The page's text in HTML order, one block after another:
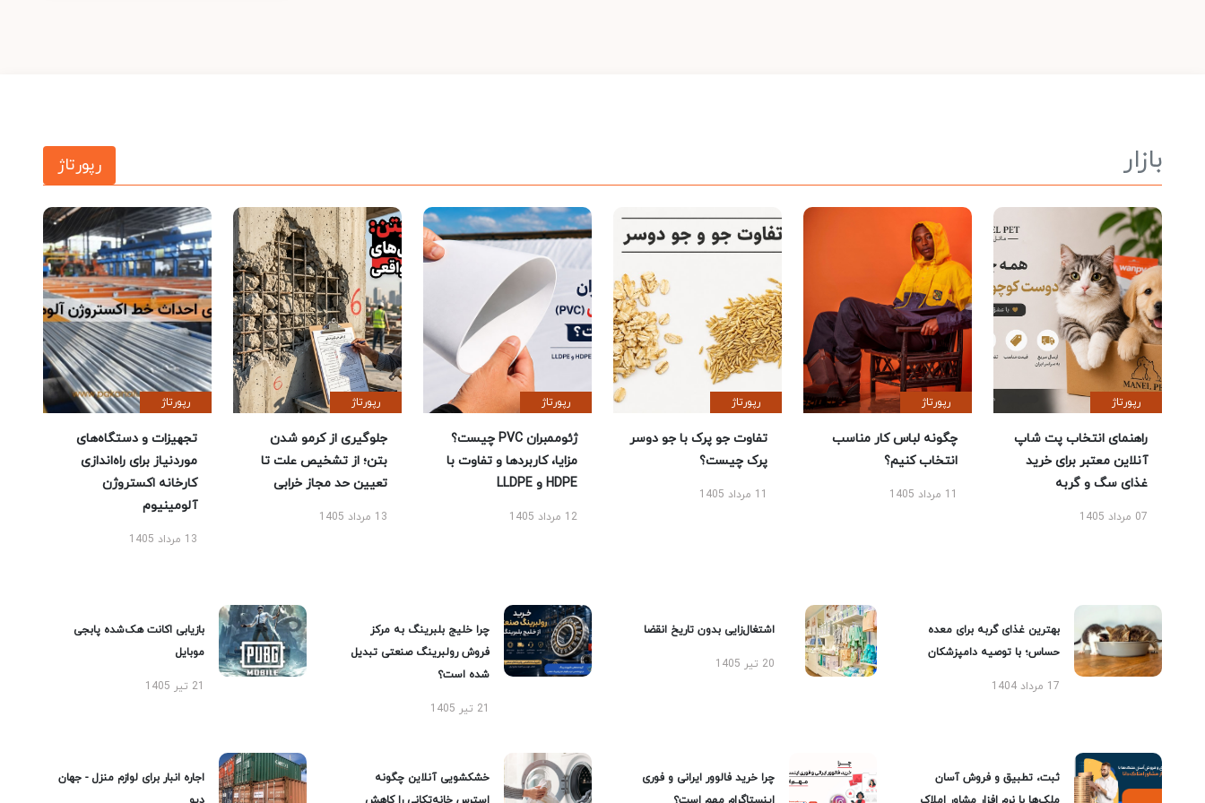
بازار رپورتاژ
رپورتاژ
راهنمای انتخاب پت شاپ
آنلاین معتبر برای خرید
غذای سگ و گربه
07 مرداد 1405
رپورتاژ
چگونه لباس کار مناسب
انتخاب کنیم؟
11 مرداد 1405
رپورتاژ
تفاوت جو پرک با جو دوسر
پرک چیست؟
11 مرداد 1405
رپورتاژ
ژئوممبران PVC چیست؟
مزایا، کاربردها و تفاوت با
HDPE و LLDPE
12 مرداد 1405
رپورتاژ
جلوگیری از کرمو شدن
بتن؛ از تشخیص علت تا
تعیین حد مجاز خرابی
13 مرداد 1405
رپورتاژ
تجهیزات و دستگاه‌های
موردنیاز برای راه‌اندازی
کارخانه اکستروژن
آلومینیوم
13 مرداد 1405
بهترین غذای گربه برای معده
حساس؛ با توصیه دامپزشکان
17 مرداد 1404
اشتغال‌زایی بدون تاریخ انقضا
20 تیر 1405
چرا خلیج بلبرینگ به مرکز
فروش رولبرینگ صنعتی تبدیل
شده است؟
21 تیر 1405
بازیابی اکانت هک‌شده پابجی
موبایل
21 تیر 1405
ثبت، تطبیق و فروش آسان
چرا خرید فالوور ایرانی و فوری
خشکشویی آنلاین چگونه
اجاره انبار برای لوازم منزل - جهان